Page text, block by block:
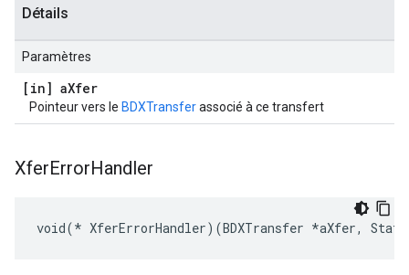
Détails
Paramètres
[in] aXfer
Pointeur vers le BDXTransferassocié à ce transfert
XferErrorHandler
void(* XferErrorHandler)(BDXTransfer *aXfer,